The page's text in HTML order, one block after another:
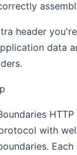
header
data
with